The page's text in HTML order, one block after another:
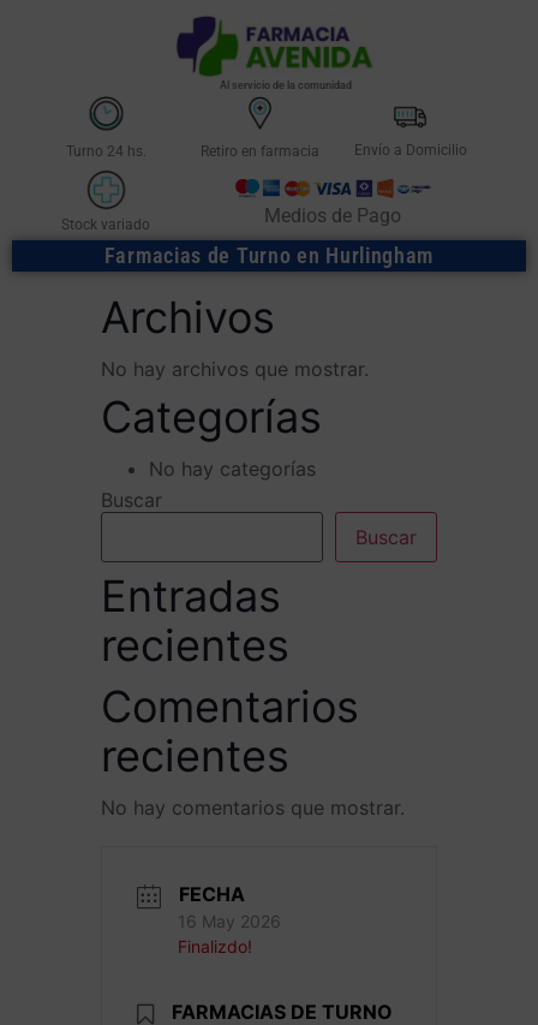
Al servicio de la comunidad
Turno 24 hs. Retiro en farmacia Envío a Domicilio
Stock variado Medios de Pago
Farmacias de Turno en Hurlingham
Archivos
No hay archivos que mostrar.
Categorías
No hay categorías
Buscar
Buscar
Entradas
recientes
Comentarios
recientes
No hay comentarios que mostrar.
FECHA
16 May 2026
Finalizdo!
FARMACIAS DE TURNO